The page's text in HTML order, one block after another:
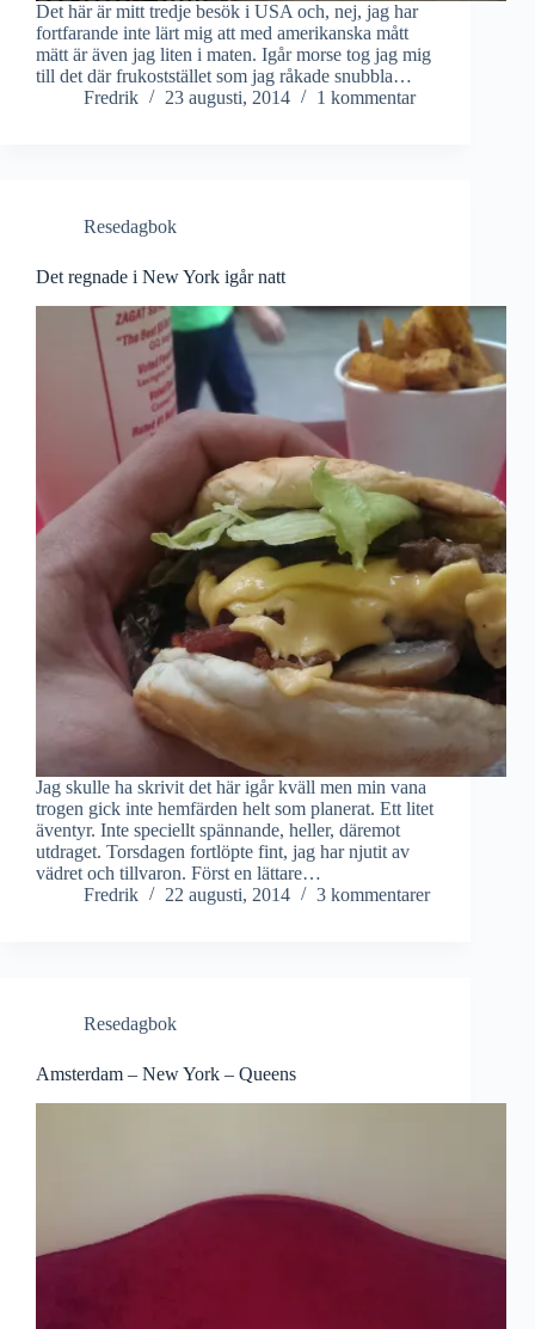
Det här är mitt tredje besök i USA och, nej, jag har
fortfarande inte lärt mig att med amerikanska mått
mätt är även jag liten i maten. Igår morse tog jag mig
till det där frukoststället som jag råkade snubbla…
Fredrik
23 augusti, 2014 1 kommentar
Resedagbok
Det regnade i New York igår natt
Jag skulle ha skrivit det här igår kväll men min vana
trogen gick inte hemfärden helt som planerat. Ett litet
äventyr. Inte speciellt spännande, heller, däremot
utdraget. Torsdagen fortlöpte fint, jag har njutit av
vädret och tillvaron. Först en lättare…
Fredrik
22 augusti, 2014 3 kommentarer
Resedagbok
Amsterdam – New York – Queens